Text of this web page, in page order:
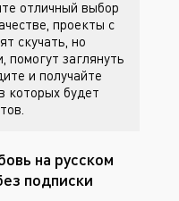
отличный выбор
проекты с
скучать, но
помогут заглянуть
и получайте
которых будет
на русском
подписки